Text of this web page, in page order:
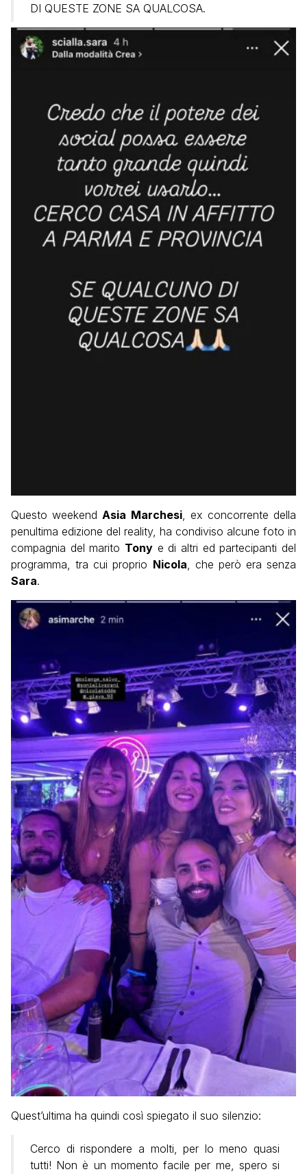
DI QUESTE ZONE SA QUALCOSA.
Questo weekendAsia Marchesi, ex concorrente della
penultima edizione del reality, ha condiviso alcune foto in
compagnia del marito Tony e di altri ed partecipanti del
programma, tra cui proprio Nicola, che però era senza
Sara.
Quest’ultima ha quindi così spiegato il suo silenzio:
Cerco di rispondere a molti, per lo meno quasi
tutti! Non è un momento facile per me, spero si